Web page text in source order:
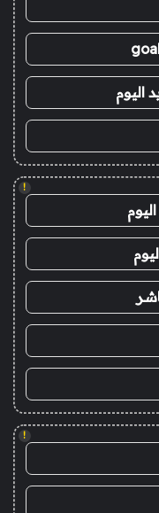
اليوم
!
!